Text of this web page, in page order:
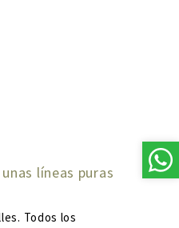
líneas puras
Todos los